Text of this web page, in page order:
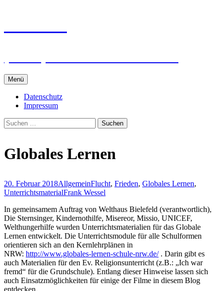
Menü
Datenschutz
Impressum
Suchen
nach:
Globales Lernen
20. Februar 2018AllgemeinFlucht, Frieden, Globales Lernen,
UnterrichtsmaterialFrank Wessel
In gemeinsamem Auftrag von Welthaus Bielefeld (verantwortlich),
Die Sternsinger, Kindernothilfe, Misereor, Missio, UNICEF,
Welthungerhilfe wurden Unterrichtsmaterialien für das Globale
Lernen entwickelt. Die Unterrichtsmodule für alle Schulformen
orientieren sich an den Kernlehrplänen in
NRW: http://www.globales-lernen-schule-nrw.de/. Darin gibt es
auch Materialien für den Ev. Religionsunterricht (z.B.: „Ich war
fremd“ für die Grundschule). Entlang dieser Hinweise lassen sich
auch Einsatzmöglichkeiten für einige der Filme in diesem Blog
entdecken.